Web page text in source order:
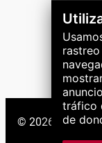
tráfico
de
© 2026 Grupo